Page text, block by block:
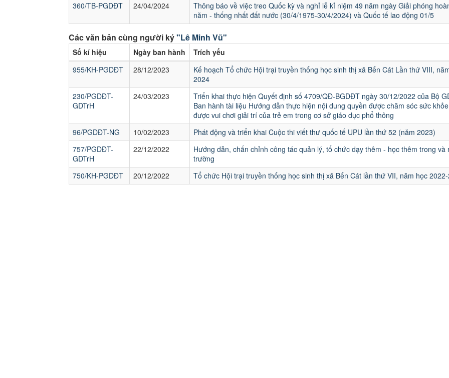
360/TB-PGDĐT
24/04/2024
Thông báo về việc treo Quốc kỳ và nghỉ lễ kỉ niệm 49 năm ngày Giải phóng
năm - thống nhất đất nước (30/4/1975-30/4/2024) và Quốc tế lao động 01/5
Các văn bản cùng người ký"Lê Minh Vũ"
Số kí hiệu Ngày ban hành
Trích yếu
955/KH-PGDĐT
28/12/2023
Kế hoạch Tổ chức Hội trại truyền thống học sinh thị xã Bến Cát Lần thứ VIII,
2024
230/PGDĐT-
GDTrH
24/03/2023
Triển khai thực hiện Quyết định số 4709/QĐ-BGDĐT ngày 30/12/2022 của Bộ
Ban hành tài liệu Hướng dẫn thực hiện nội dung quyền được chăm sóc sức
được vui chơi giải trí của trẻ em trong cơ sở giáo dục phổ thông
96/PGDĐT-NG
10/02/2023
Phát động và triển khai Cuộc thi viết thư quốc tế UPU lần thứ 52 (năm 2023)
757/PGDĐT-
GDTrH
22/12/2022
Hướng dẫn, chấn chỉnh công tác quản lý, tổ chức dạy thêm - học thêm trong và
trường
750/KH-PGDĐT
20/12/2022 Tổ chức Hội trại truyền thống học sinh thị xã Bến Cát lần thứ VII, năm học